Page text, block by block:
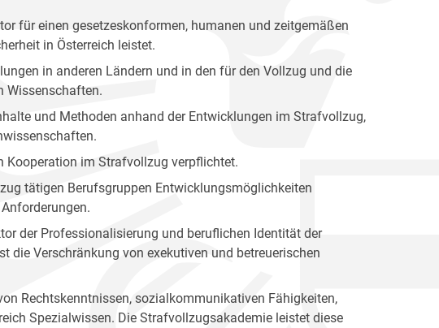
für einen gesetzeskonformen, humanen und zeitgemäßen
in Österreich leistet.
in anderen Ländern und in den für den Vollzug und die
Wissenschaften.
und Methoden anhand der Entwicklungen im Strafvollzug,
Kooperation im Strafvollzug verpflichtet.
tätigen Berufsgruppen Entwicklungsmöglichkeiten
der Professionalisierung und beruflichen Identität der
die Verschränkung von exekutiven und betreuerischen
Rechtskenntnissen, sozialkommunikativen Fähigkeiten,
Spezialwissen. Die Strafvollzugsakademie leistet diese